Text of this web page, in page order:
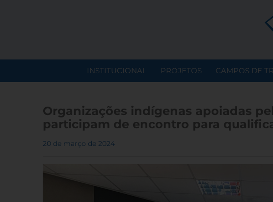
INSTITUCIONAL PROJETOS CAMPOS DE
Organizações indígenas apoiadas
participam de encontro para
20 de março de 2024